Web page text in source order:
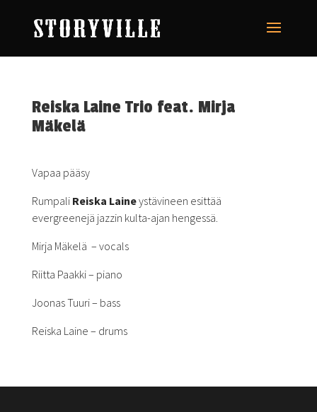
Reiska Laine Trio feat. Mirja
Mäkelä
Vapaa pääsy
Rumpali Reiska Laineystävineen esittää
evergreenejä jazzin kulta-ajan hengessä.
Mirja Mäkelä – vocals
Riitta Paakki – piano
Joonas Tuuri – bass
Reiska Laine – drums